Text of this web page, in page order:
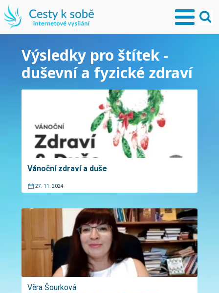
Výsledky pro štítek -
duševní a fyzické zdraví
Vánoční zdraví a duše
27. 11. 2024
Věra Šourková